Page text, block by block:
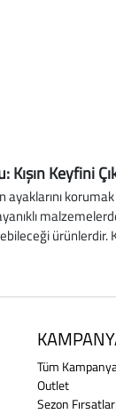
Keyfini
ayaklarını
ürünlerdir.
Tüm
Outlet
Sezon Fırsatları